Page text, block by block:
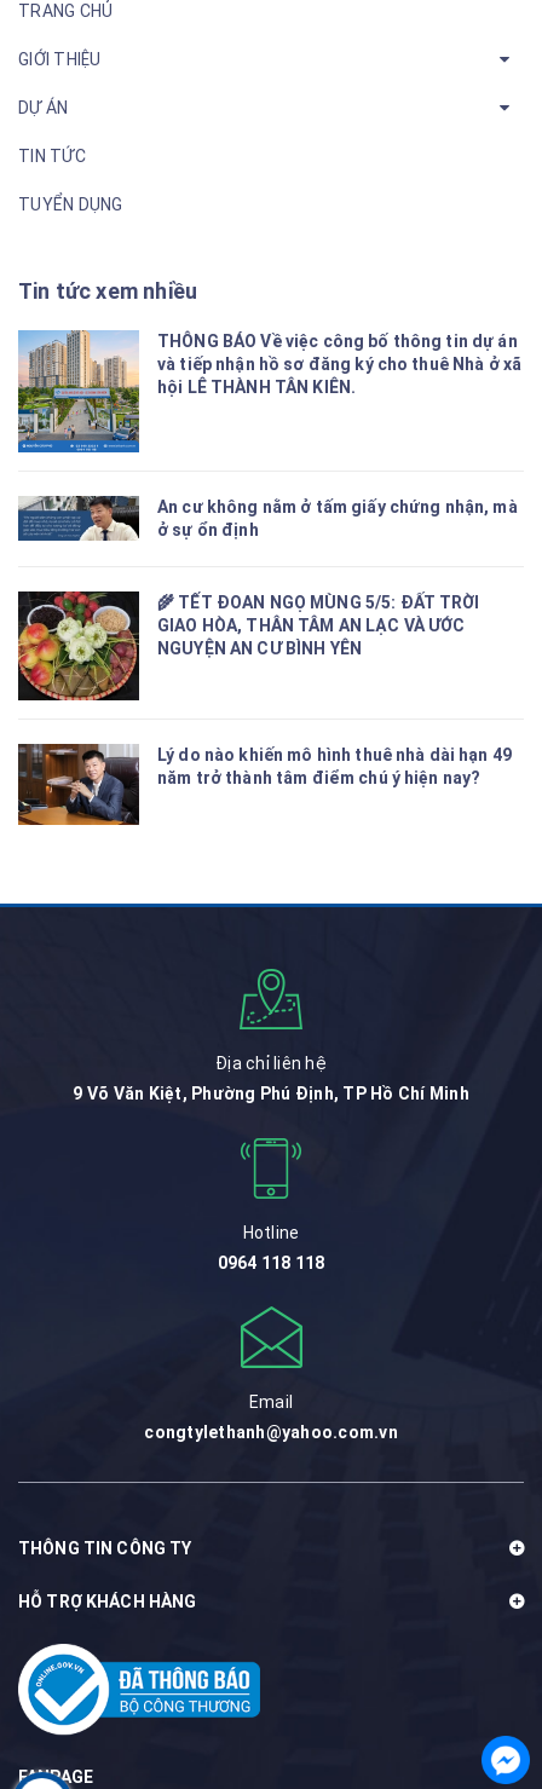
TRANG CHỦ
GIỚI THIỆU
DỰ ÁN
TIN TỨC
TUYỂN DỤNG
Tin tức xem nhiều
THÔNG BÁO Về việc công bố thông tin dự án
và tiếp nhận hồ sơ đăng ký cho thuê Nhà ở xã
hội LÊ THÀNH TÂN KIÊN.
An cư không nằm ở tấm giấy chứng nhận, mà
ở sự ổn định
🌾 TẾT ĐOAN NGỌ MÙNG 5/5: ĐẤT TRỜI
GIAO HÒA, THÂN TÂM AN LẠC VÀ ƯỚC
NGUYỆN AN CƯ BÌNH YÊN
Lý do nào khiến mô hình thuê nhà dài hạn 49
năm trở thành tâm điểm chú ý hiện nay?
Địa chỉ liên hệ
9 Võ Văn Kiệt, Phường Phú Định, TP Hồ Chí Minh
Hotline
0964 118 118
Email
congtylethanh@yahoo.com.vn
THÔNG TIN CÔNG TY
HỖ TRỢ KHÁCH HÀNG
FANPAGE